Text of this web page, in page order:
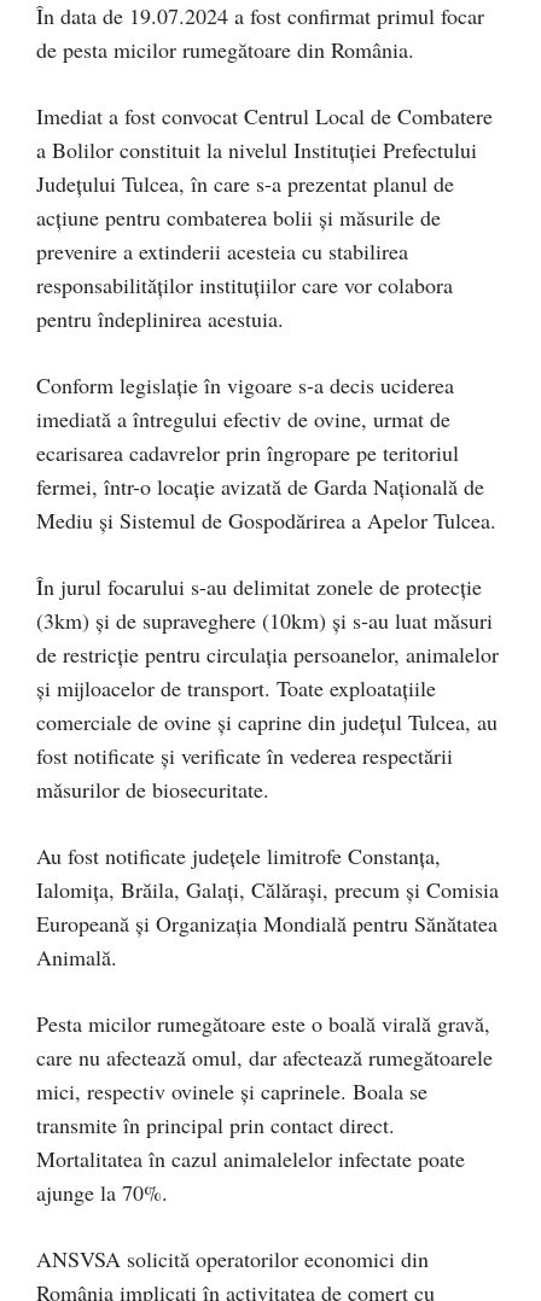
În data de 19.07.2024 a fost confirmat primul focar
de pesta micilor rumegătoare din România.
Imediat a fost convocat Centrul Local de Combatere
a Bolilor constituit la nivelul Instituției Prefectului
Județului Tulcea, în care s-a prezentat planul de
acțiune pentru combaterea bolii și măsurile de
prevenire a extinderii acesteia cu stabilirea
responsabilităților instituțiilor care vor colabora
pentru îndeplinirea acestuia.
Conform legislație în vigoare s-a decis uciderea
imediată a întregului efectiv de ovine, urmat de
ecarisarea cadavrelor prin îngropare pe teritoriul
fermei, într-o locație avizată de Garda Națională de
Mediu și Sistemul de Gospodărirea a Apelor Tulcea.
În jurul focarului s-au delimitat zonele de protecţie
(3km) şi de supraveghere (10km) și s-au luat măsuri
de restricție pentru circulația persoanelor, animalelor
și mijloacelor de transport. Toate exploatațiile
comerciale de ovine și caprine din județul Tulcea, au
fost notificate și verificate în vederea respectării
măsurilor de biosecuritate.
Au fost notificate județele limitrofe Constanța,
Ialomița, Brăila, Galați, Călărași, precum și Comisia
Europeană și Organizația Mondială pentru Sănătatea
Animală.
Pesta micilor rumegătoare este o boală virală gravă,
care nu afectează omul, dar afectează rumegătoarele
mici, respectiv ovinele și caprinele. Boala se
transmite în principal prin contact direct.
Mortalitatea în cazul animalelelor infectate poate
ajunge la 70%.
ANSVSA solicită operatorilor economici din
România implicați în activitatea de comerț cu